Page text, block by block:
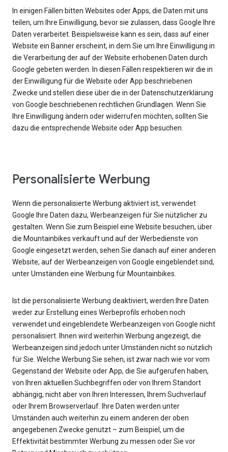
In einigen Fällen bitten Websites oder Apps, die Daten mit uns
teilen, um Ihre Einwilligung, bevor sie zulassen, dass Google Ihre
Daten verarbeitet. Beispielsweise kann es sein, dass auf einer
Website ein Banner erscheint, in dem Sie um Ihre Einwilligung in
die Verarbeitung der auf der Website erhobenen Daten durch
Google gebeten werden. In diesen Fällen respektieren wir die in
der Einwilligung für die Website oder App beschriebenen
Zwecke und stellen diese über die in der Datenschutzerklärung
von Google beschriebenen rechtlichen Grundlagen. Wenn Sie
Ihre Einwilligung ändern oder widerrufen möchten, sollten Sie
dazu die entsprechende Website oder App besuchen.
Personalisierte Werbung
Wenn die personalisierte Werbung aktiviert ist, verwendet
Google Ihre Daten dazu, Werbeanzeigen für Sie nützlicher zu
gestalten. Wenn Sie zum Beispiel eine Website besuchen, über
die Mountainbikes verkauft und auf der Werbedienste von
Google eingesetzt werden, sehen Sie danach auf einer anderen
Website, auf der Werbeanzeigen von Google eingeblendet sind,
unter Umständen eine Werbung für Mountainbikes.
Ist die personalisierte Werbung deaktiviert, werden Ihre Daten
weder zur Erstellung eines Werbeprofils erhoben noch
verwendet und eingeblendete Werbeanzeigen von Google nicht
personalisiert. Ihnen wird weiterhin Werbung angezeigt, die
Werbeanzeigen sind jedoch unter Umständen nicht so nützlich
für Sie. Welche Werbung Sie sehen, ist zwar nach wie vor vom
Gegenstand der Website oder App, die Sie aufgerufen haben,
von Ihren aktuellen Suchbegriffen oder von Ihrem Standort
abhängig, nicht aber von Ihren Interessen, Ihrem Suchverlauf
oder Ihrem Browserverlauf. Ihre Daten werden unter
Umständen auch weiterhin zu einem anderen der oben
angegebenen Zwecke genutzt – zum Beispiel, um die
Effektivität bestimmter Werbung zu messen oder Sie vor